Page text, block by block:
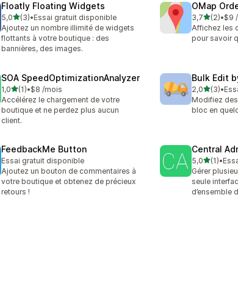
Floatly Floating Widgets
5,0étoile(s) sur 5
(3)
3 avis au total
•Essai gratuit disponible
Ajoutez un nombre illimité de widgets
flottants à votre boutique : des
bannières, des images.
OMap
3,7étoile(s)
(2)
2 avis au•$9
Affichez les
pour savoir
SOA SpeedOptimizationAnalyzer
1,0étoile(s) sur 5
(1)
1 avis au total
•$8 /mois
Accélérez le chargement de votre
boutique et ne perdez plus aucun
client.
Bulk Edit
2,0étoile(s)
(3)
3 avis au
•
Modifiez
bloc en
FeedbackMe Button
Essai gratuit disponible
Ajoutez un bouton de commentaires à
votre boutique et obtenez de précieux
retours !
Central
5,0étoile(s)
(1)
1 avis au
•
Gérer
seule
d’ensemble